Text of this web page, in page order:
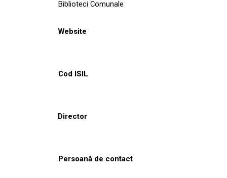
Biblioteci Comunale
Website
Cod ISIL
Director
Persoană de contact